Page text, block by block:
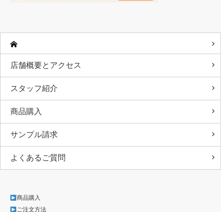
店舗概要とアクセス
スタッフ紹介
商品購入
サンプル請求
よくあるご質問
商品購入
ご注文方法